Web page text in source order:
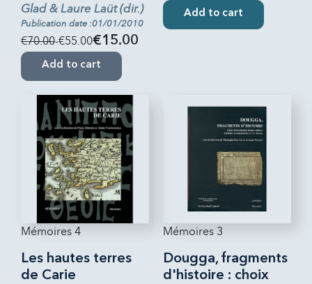
Glad & Laure Laüt (dir.)
Publication date :01/01/2010
€70.00-€55.00€15.00
Add to cart
Add to cart
Mémoires 4
Les hautes terres
de Carie
Mémoires 3
Dougga, fragments
d'histoire : choix